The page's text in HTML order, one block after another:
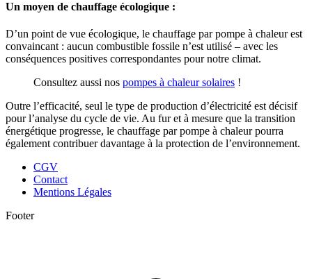
Un moyen de chauffage écologique :
D’un point de vue écologique, le chauffage par pompe à chaleur est
convaincant : aucun combustible fossile n’est utilisé – avec les
conséquences positives correspondantes pour notre climat.
Consultez aussi nos pompes à chaleur solaires !
Outre l’efficacité, seul le type de production d’électricité est décisif
pour l’analyse du cycle de vie. Au fur et à mesure que la transition
énergétique progresse, le chauffage par pompe à chaleur pourra
également contribuer davantage à la protection de l’environnement.
CGV
Contact
Mentions Légales
Footer